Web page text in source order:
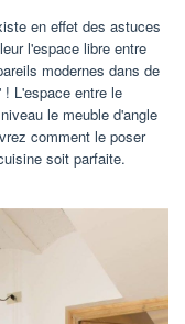
en effet des astuces
l'espace libre entre
modernes dans de
L'espace entre le
le meuble d'angle
comment le poser
soit parfaite.